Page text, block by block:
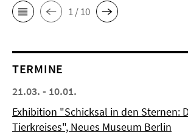
1 / 10
TERMINE
21.03. - 10.01.
Exhibition "Schicksal in den Sternen:
Tierkreises", Neues Museum Berlin